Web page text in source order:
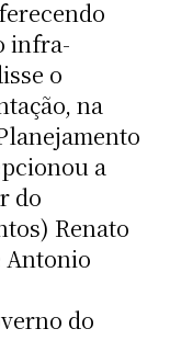
infra-
o
na
a
do
Renato
Antonio
do